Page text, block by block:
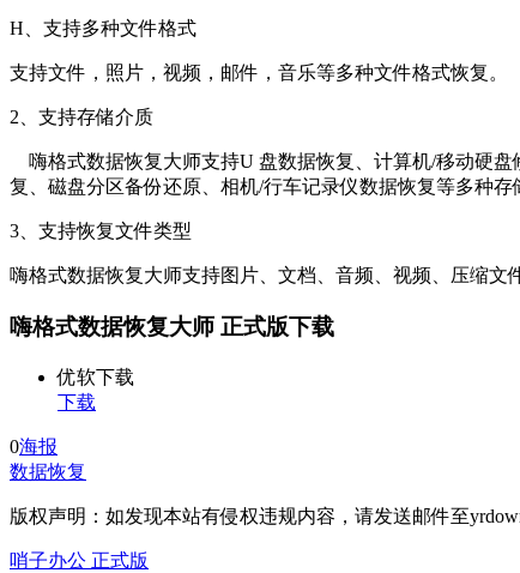
H、支持多种文件格式
支持文件，照片，视频，邮件，音乐等多种文件格式恢复。
2、支持存储介质
嗨格式数据恢复大师支持U 盘数据恢复、计算机/移动硬盘
复、磁盘分区备份还原、相机/行车记录仪数据恢复等多种存
3、支持恢复文件类型
嗨格式数据恢复大师支持图片、文档、音频、视频、压缩文
嗨格式数据恢复大师 正式版下载
优软下载
下载
0海报
数据恢复
版权声明：如发现本站有侵权违规内容，请发送邮件至
哨子办公 正式版